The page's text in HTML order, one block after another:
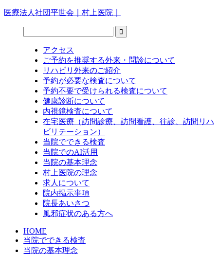
医療法人社団平世会｜村上医院｜
アクセス
ご予約を推奨する外来・問診について
リハビリ外来のご紹介
予約が必要な検査について
予約不要で受けられる検査について
健康診断について
内視鏡検査について
在宅医療（訪問診療、訪問看護、往診、訪問リハ
ビリテーション）
当院でできる検査
当院でのAI活用
当院の基本理念
村上医院の理念
求人について
院内掲示事項
院長あいさつ
風邪症状のある方へ
HOME
当院でできる検査
当院の基本理念